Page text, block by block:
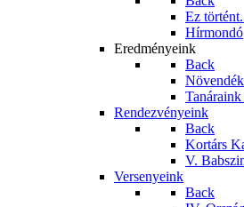
Ez
Hírmondó
Eredményeink
Back
Rendezvényeink
Back
Kortárs
V.
Versenyeink
Back